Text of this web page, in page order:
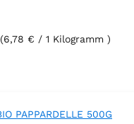
(6,78 € / 1 Kilogramm )